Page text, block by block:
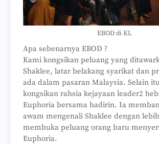
EBOD di KL
Apa sebenarnya EBOD ?
Kami kongsikan peluang yang
Shaklee, latar belakang syarikat dan
ada dalam pasaran Malaysia. Selain
kongsikan rahsia kejayaan leader2
Euphoria bersama hadirin. Ia
awam mengenali Shaklee dengan
membuka peluang orang baru
Euphoria.